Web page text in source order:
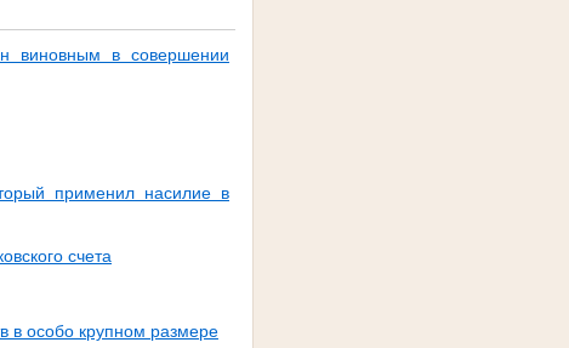
виновным в совершении
применил насилие в
счета
в особо крупном размере